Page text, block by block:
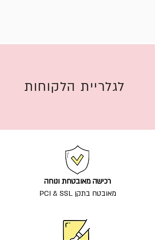
לגלריית הלקוחות
רכישה מאובטחת ונוחה
מאובטח בתקן PCI & SSL